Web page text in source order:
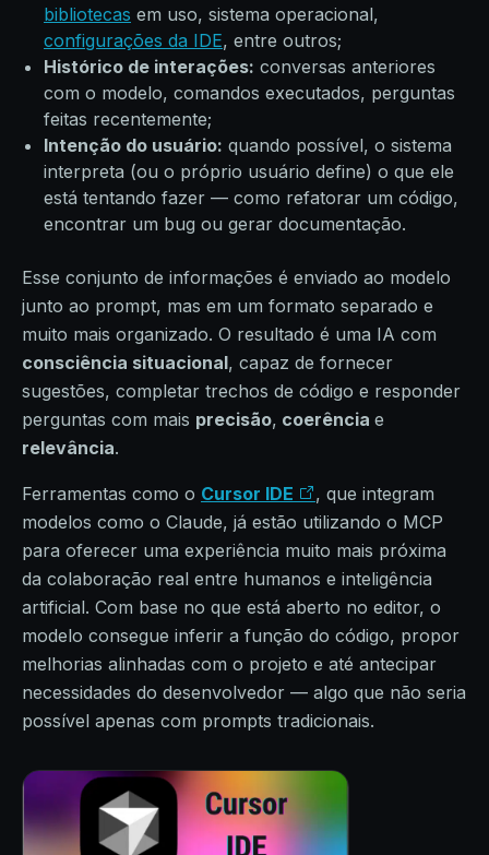
bibliotecas em uso, sistema operacional,
configurações da IDE, entre outros;
Histórico de interações: conversas anteriores
com o modelo, comandos executados, perguntas
feitas recentemente;
Intenção do usuário: quando possível, o sistema
interpreta (ou o próprio usuário define) o que ele
está tentando fazer — como refatorar um código,
encontrar um bug ou gerar documentação.
Esse conjunto de informações é enviado ao modelo
junto ao prompt, mas em um formato separado e
muito mais organizado. O resultado é uma IA com
consciência situacional, capaz de fornecer
sugestões, completar trechos de código e responder
perguntas com mais precisão, coerência e
relevância.
Ferramentas como o Cursor IDE
, que integram
modelos como o Claude, já estão utilizando o MCP
para oferecer uma experiência muito mais próxima
da colaboração real entre humanos e inteligência
artificial. Com base no que está aberto no editor, o
modelo consegue inferir a função do código, propor
melhorias alinhadas com o projeto e até antecipar
necessidades do desenvolvedor — algo que não seria
possível apenas com prompts tradicionais.